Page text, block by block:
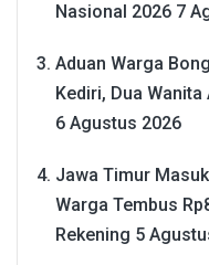
Nasional 2026 7
Aduan Warga
Kediri, Dua
6 Agustus 2026
Jawa Timur
Warga Tembus
Rekening 5